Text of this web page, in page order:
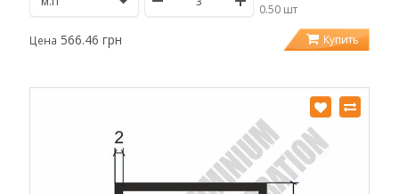
/0.50 шт
Цена 566.46 грн Купить